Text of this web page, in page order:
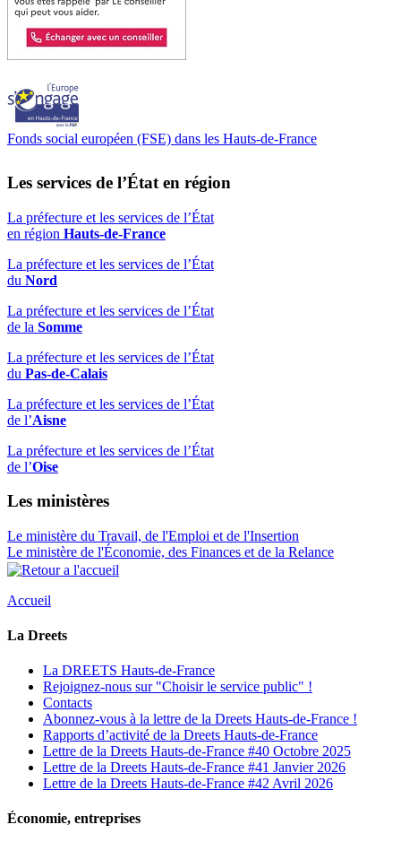
Fonds social européen (FSE) dans les Hauts-de-France
Les services de l’État en région
La préfecture et les services de l’État
en région Hauts-de-France
La préfecture et les services de l’État
du Nord
La préfecture et les services de l’État
de la Somme
La préfecture et les services de l’État
du Pas-de-Calais
La préfecture et les services de l’État
de l’Aisne
La préfecture et les services de l’État
de l’Oise
Les ministères
Le ministère du Travail, de l'Emploi et de l'Insertion
Le ministère de l'Économie, des Finances et de la Relance
Accueil
La Dreets
La DREETS Hauts-de-France
Rejoignez-nous sur "Choisir le service public" !
Contacts
Abonnez-vous à la lettre de la Dreets Hauts-de-France !
Rapports d’activité de la Dreets Hauts-de-France
Lettre de la Dreets Hauts-de-France #40 Octobre 2025
Lettre de la Dreets Hauts-de-France #41 Janvier 2026
Lettre de la Dreets Hauts-de-France #42 Avril 2026
Économie, entreprises